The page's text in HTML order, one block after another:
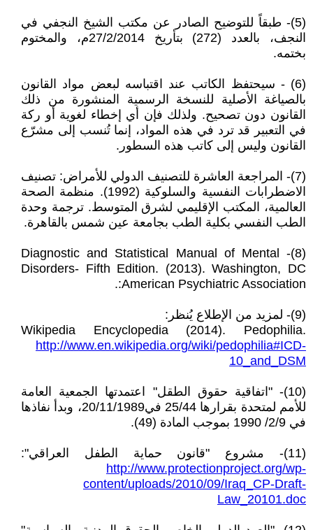
(5)- طبقاً للتوضيح الصادر عن مكتب الشيخ النجفي في
النجف، بالعدد (272) بتأريخ 27/2/2014م، والمختوم
بختمه.
(6) - سيحتفظ الكاتب عند اقتباسه لبعض مواد القانون
بالصياغة الأصلية للنسخة الرسمية المنشورة من ذلك
القانون دون تصحيح. ولذلك فإن أي إخطاء لغوية أو ركة
في التعبير قد ترد في هذه المواد، إنما تُنسب إلى مشرّع
القانون وليس إلى كاتب هذه السطور.
(7)- المراجعة العاشرة للتصنيف الدولي للأمراض: تصنيف
الاضطرابات النفسية والسلوكية (1992). منظمة الصحة
العالمية، المكتب الإقليمي لشرق المتوسط. ترجمة وحدة
الطب النفسي بكلية الطب بجامعة عين شمس بالقاهرة.
(8)- Diagnostic and Statistical Manual of Mental
Disorders- Fifth Edition. (2013). Washington, DC
:American Psychiatric Association.
(9)- لمزيد من الإطلاع يُنظر:
Wikipedia Encyclopedia (2014). Pedophilia.
http://www.en.wikipedia.org/wiki/pedophilia#ICD-
10_and_DSM
(10)- "اتفاقية حقوق الطقل" اعتمدتها الجمعية العامة
للأمم لمتحدة بقرارها 25/44 في20/11/1989، وبدأ نفاذها
في 2/9/ 1990 بموجب المادة (49).
(11)- مشروع "قانون حماية الطفل العراقي":
http://www.protectionproject.org/wp-
content/uploads/2010/09/Iraq_CP-Draft-
Law_20101.doc